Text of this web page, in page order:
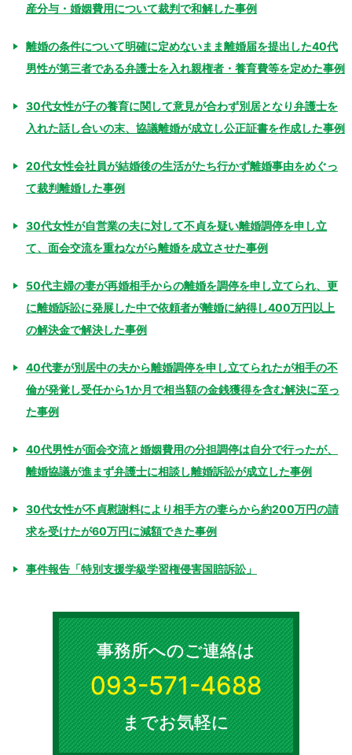
産分与・婚姻費用について裁判で和解した事例
離婚の条件について明確に定めないまま離婚届を提出した40代
男性が第三者である弁護士を入れ親権者・養育費等を定めた事例
30代女性が子の養育に関して意見が合わず別居となり弁護士を
入れた話し合いの末、協議離婚が成立し公正証書を作成した事例
20代女性会社員が結婚後の生活がたち行かず離婚事由をめぐっ
て裁判離婚した事例
30代女性が自営業の夫に対して不貞を疑い離婚調停を申し立
て、面会交流を重ねながら離婚を成立させた事例
50代主婦の妻が再婚相手からの離婚を調停を申し立てられ、更
に離婚訴訟に発展した中で依頼者が離婚に納得し400万円以上
の解決金で解決した事例
40代妻が別居中の夫から離婚調停を申し立てられたが相手の不
倫が発覚し受任から1か月で相当額の金銭獲得を含む解決に至っ
た事例
40代男性が面会交流と婚姻費用の分担調停は自分で行ったが、
離婚協議が進まず弁護士に相談し離婚訴訟が成立した事例
30代女性が不貞慰謝料により相手方の妻らから約200万円の請
求を受けたが60万円に減額できた事例
事件報告「特別支援学級学習権侵害国賠訴訟」
事務所へのご連絡は
093-571-4688
までお気軽に